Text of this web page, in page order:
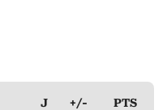
J +/- PTS